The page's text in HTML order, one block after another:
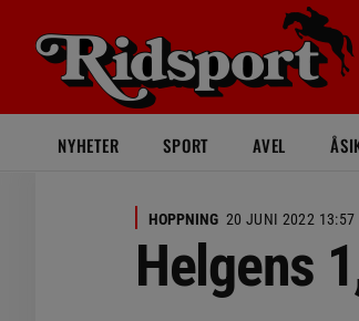
NYHETER SPORT AVEL
HOPPNING 20 JUNI 2022 13:57
Helgens